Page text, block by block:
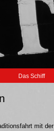
Das Schiff
mit